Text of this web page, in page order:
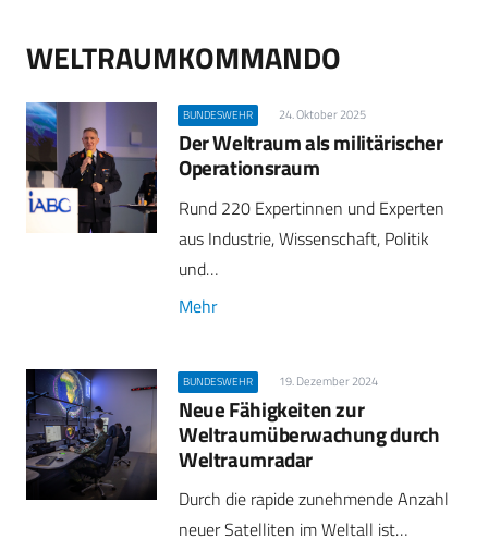
WELTRAUMKOMMANDO
BUNDESWEHR 24. Oktober 2025
Der Weltraum als militärischer
Operationsraum
Rund 220 Expertinnen und Experten
aus Industrie, Wissenschaft, Politik
und…
Mehr
BUNDESWEHR 19. Dezember 2024
Neue Fähigkeiten zur
Weltraumüberwachung durch
Weltraumradar
Durch die rapide zunehmende Anzahl
neuer Satelliten im Weltall ist…